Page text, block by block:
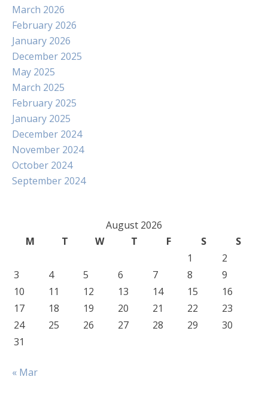
March 2026
February 2026
January 2026
December 2025
May 2025
March 2025
February 2025
January 2025
December 2024
November 2024
October 2024
September 2024
August 2026
M
T W T F S
S
1
2
3
4 5 6 7 8
9
10
11 12 13 14 15
16
17
18 19 20 21 22
23
24
25 26 27 28 29
30
31
« Mar